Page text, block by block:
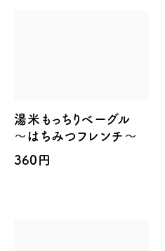
湯米もっちりベーグル
～はちみつフレンチ～
360円